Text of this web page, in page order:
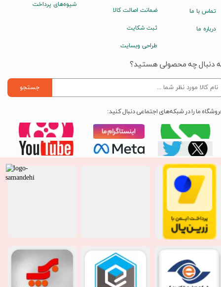
شیوه‌های پرداخت
ضمانت اصالت کالا
ثبت شکایت
طراحی وبسایت
تماس با ما
درباره ما
دنبال چه محصولی هستید؟
جستجو
ما را در شبکه‌های اجتماعی دنبال کنید: